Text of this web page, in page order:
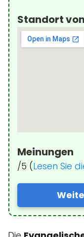
Standort
Meinungen
/5 (Lesen Sie